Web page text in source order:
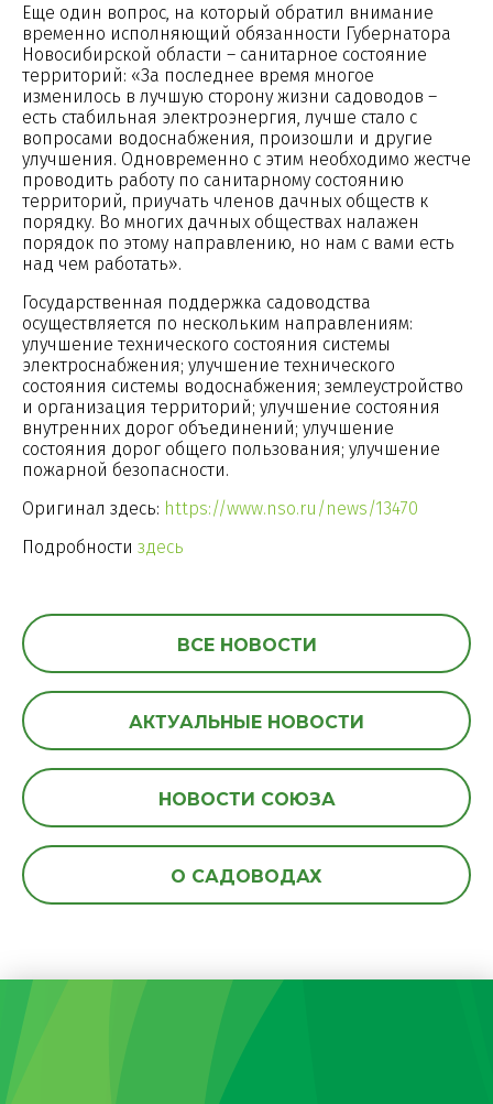
Еще один вопрос, на который обратил внимание
временно исполняющий обязанности Губернатора
Новосибирской области – санитарное состояние
территорий: «За последнее время многое
изменилось в лучшую сторону жизни садоводов –
есть стабильная электроэнергия, лучше стало с
вопросами водоснабжения, произошли и другие
улучшения. Одновременно с этим необходимо жестче
проводить работу по санитарному состоянию
территорий, приучать членов дачных обществ к
порядку. Во многих дачных обществах налажен
порядок по этому направлению, но нам с вами есть
над чем работать».
Государственная поддержка садоводства
осуществляется по нескольким направлениям:
улучшение технического состояния системы
электроснабжения; улучшение технического
состояния системы водоснабжения; землеустройство
и организация территорий; улучшение состояния
внутренних дорог объединений; улучшение
состояния дорог общего пользования; улучшение
пожарной безопасности.
Оригинал здесь: https://www.nso.ru/news/13470
Подробности здесь
ВСЕ НОВОСТИ
АКТУАЛЬНЫЕ НОВОСТИ
НОВОСТИ СОЮЗА
О САДОВОДАХ